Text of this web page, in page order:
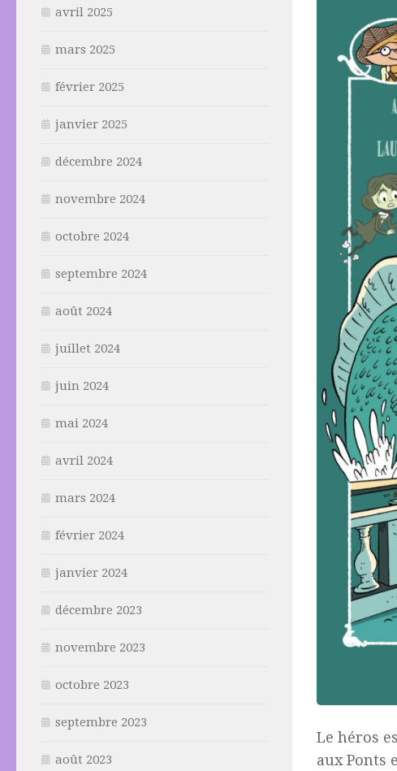
Le héros
aux Ponts
avril 2025
mars 2025
février 2025
janvier 2025
décembre 2024
novembre 2024
octobre 2024
septembre 2024
août 2024
juillet 2024
juin 2024
mai 2024
avril 2024
mars 2024
février 2024
janvier 2024
décembre 2023
novembre 2023
octobre 2023
septembre 2023
août 2023